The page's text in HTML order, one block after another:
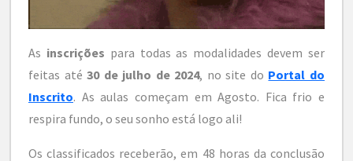
As inscrições para todas as modalidades devem ser
feitas até30 de julho de 2024, no site do Portal do
Inscrito. As aulas começam em Agosto. Fica frio e
respira fundo, o seu sonho está logo ali!
Os classificados receberão, em 48 horas da conclusão